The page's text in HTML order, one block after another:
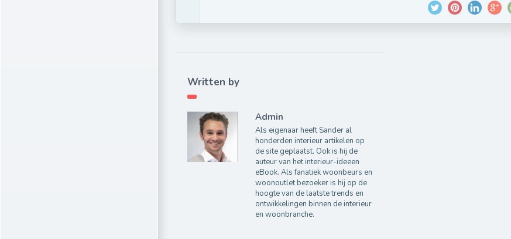
Written by
Admin
Als eigenaar heeft Sander al
honderden interieur artikelen op
de site geplaatst. Ook is hij de
auteur van het interieur-ideeen
eBook. Als fanatiek woonbeurs en
woonoutlet bezoeker is hij op de
hoogte van de laatste trends en
ontwikkelingen binnen de interieur
en woonbranche.